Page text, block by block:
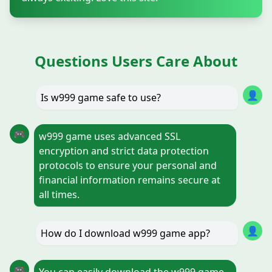
Questions Users Care About
Is w999 game safe to use? 👤
🎮
w999 game uses advanced SSL
encryption and strict data protection
protocols to ensure your personal and
financial information remains secure at
all times.
How do I download w999 game app? 👤